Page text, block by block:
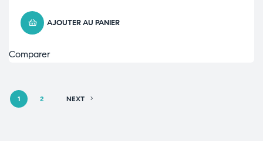
AJOUTER AU PANIER
Comparer
1 2 NEXT